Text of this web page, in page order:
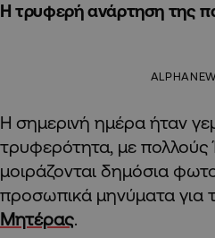
Η τρυφερή ανάρτηση της
Η σημερινή ημέρα ήταν
τρυφερότητα, με
μοιράζονται δημόσια
προσωπικά μηνύματα για
Μητέρας.